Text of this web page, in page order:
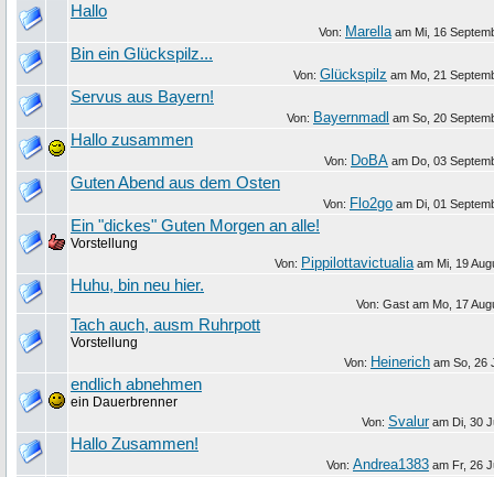
Hallo
Von: Marella am Mi, 16
Bin ein Glückspilz...
Von: Glückspilz am Mo, 21
Servus aus Bayern!
Von: Bayernmadl am So, 20
Hallo zusammen
Von: DoBA am Do, 03
Guten Abend aus dem Osten
Von: Flo2go am Di, 01
Ein "dickes" Guten Morgen an alle!
Vorstellung
Von: Pippilottavictualia am Mi, 19
Huhu, bin neu hier.
Von: Gast am Mo, 17
Tach auch, ausm Ruhrpott
Vorstellung
Von: Heinerich am So, 26
endlich abnehmen
ein Dauerbrenner
Von: Svaluram Di, 30
Hallo Zusammen!
Von: Andrea1383 am Fr, 26